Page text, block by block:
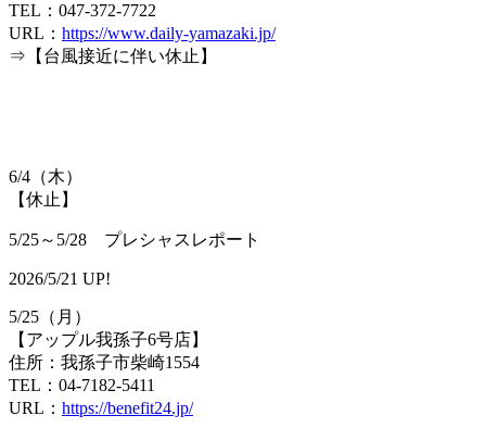
TEL：047-372-7722
URL： https://www.daily-yamazaki.jp/
⇒【台風接近に伴い休止】
6/4（木）
【休止】
5/25～5/28 プレシャスレポート
2026/5/21 UP!
5/25（月）
【アップル我孫子6号店】
住所：我孫子市柴崎1554
TEL：04-7182-5411
URL： https://benefit24.jp/